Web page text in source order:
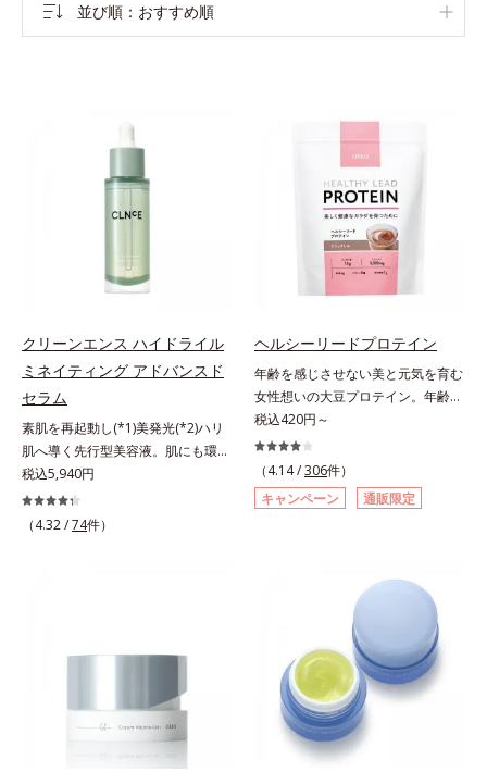
並び順 おすすめ順
クリーンエンス ハイドライル
ミネイティング アドバンスド
セラム
素肌を再起動し(*1)美発光(*2)ハリ
肌へ導く先行型美容液。肌にも環境
にも、いいことを——。
「CLEANENCE（クリーンエン
ス）」が目指すのは、まっさらな素
めるような加工を行う）」。不要と
いパワーを引き出し、サイエンスの
力でまっさらな素肌へと導くクリー
ンビューティブランドです。
税込5,940円
（4.32 /74件）
ヘルシーリードプロテイン
年齢を感じさせない美と元気を育む
女性想いの大豆プロテイン。年齢を
感じさせない美と元気を育む、女性
想いの大豆プロテインです。1杯で
不足しがちなたんぱく質を補えま
す。大人女性の食習慣に基づき質と
量を考え、更年世代の女性に人気の
採用しました。吸収が穏やかで、腹
持ちがいいのもポイントです。体を
作る材料であるたんぱく質12g(*1)
をメインに、美を引き出すコラーゲ
ン5,000mgも配合。さらにリズムを
支える鉄分やビタミン6種(*2)、食
物繊維など、女性が不足しがちな栄
養素を豊富に含み、大人女性の健康
美を総合的に支えます。甘さ控えめ
税込420円～
（4.14 /306件）
キャンペーン
通販限定